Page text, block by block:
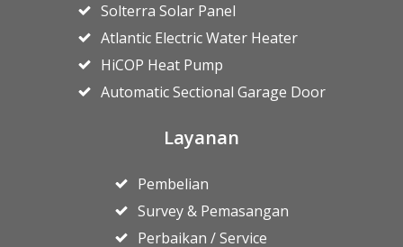
Solterra Solar Panel
Atlantic Electric Water Heater
HiCOP Heat Pump
Automatic Sectional Garage Door
Layanan
Pembelian
Survey & Pemasangan
Perbaikan / Service